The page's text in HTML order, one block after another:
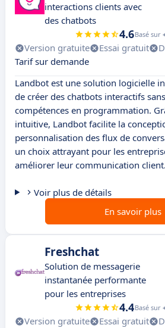
interactions clients avec
des chatbots
4.6Basé sur
Version gratuite Essai gratuit
Tarif sur demande
Landbot est une solution logicielle
de créer des chatbots interactifs
compétences en programmation.
intuitive, Landbot facilite la
personnalisation des flux de
un choix attrayant pour les
améliorer leur communication client.
Voir plus de détails
En savoir plus
Freshchat
Solution de messagerie
instantanée performante
pour les entreprises
4.4Basé sur
Version gratuite Essai gratuit